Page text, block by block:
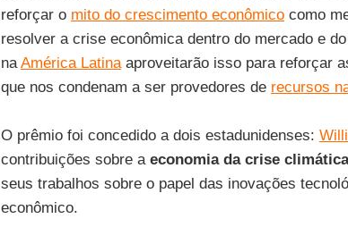
reforçar o mito do crescimento econômicocomo
resolver a crise econômica dentro do mercado e
naAmérica Latinaaproveitarão isso para reforçar
que nos condenam a ser provedores de recursos
O prêmio foi concedido a dois estadunidenses:
contribuições sobre a economia da crise climática
seus trabalhos sobre o papel das inovações
econômico.